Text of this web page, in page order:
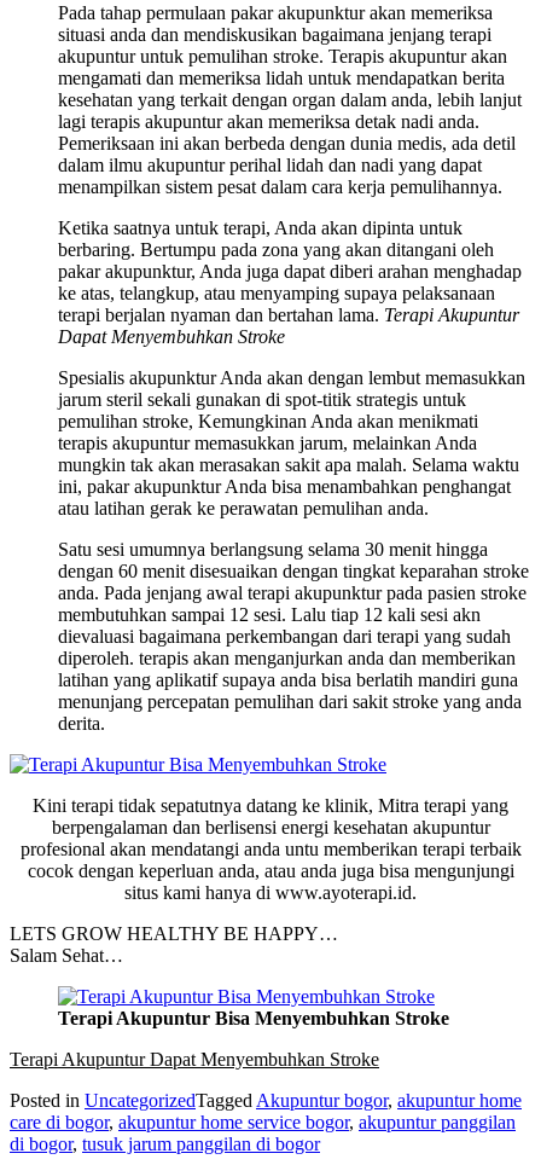
Pada tahap permulaan pakar akupunktur akan memeriksa
situasi anda dan mendiskusikan bagaimana jenjang terapi
akupuntur untuk pemulihan stroke. Terapis akupuntur akan
mengamati dan memeriksa lidah untuk mendapatkan berita
kesehatan yang terkait dengan organ dalam anda, lebih lanjut
lagi terapis akupuntur akan memeriksa detak nadi anda.
Pemeriksaan ini akan berbeda dengan dunia medis, ada detil
dalam ilmu akupuntur perihal lidah dan nadi yang dapat
menampilkan sistem pesat dalam cara kerja pemulihannya.
Ketika saatnya untuk terapi, Anda akan dipinta untuk
berbaring. Bertumpu pada zona yang akan ditangani oleh
pakar akupunktur, Anda juga dapat diberi arahan menghadap
ke atas, telangkup, atau menyamping supaya pelaksanaan
terapi berjalan nyaman dan bertahan lama. Terapi Akupuntur
Dapat Menyembuhkan Stroke
Spesialis akupunktur Anda akan dengan lembut memasukkan
jarum steril sekali gunakan di spot-titik strategis untuk
pemulihan stroke, Kemungkinan Anda akan menikmati
terapis akupuntur memasukkan jarum, melainkan Anda
mungkin tak akan merasakan sakit apa malah. Selama waktu
ini, pakar akupunktur Anda bisa menambahkan penghangat
atau latihan gerak ke perawatan pemulihan anda.
Satu sesi umumnya berlangsung selama 30 menit hingga
dengan 60 menit disesuaikan dengan tingkat keparahan stroke
anda. Pada jenjang awal terapi akupunktur pada pasien stroke
membutuhkan sampai 12 sesi. Lalu tiap 12 kali sesi akn
dievaluasi bagaimana perkembangan dari terapi yang sudah
diperoleh. terapis akan menganjurkan anda dan memberikan
latihan yang aplikatif supaya anda bisa berlatih mandiri guna
menunjang percepatan pemulihan dari sakit stroke yang anda
derita.
Kini terapi tidak sepatutnya datang ke klinik, Mitra terapi yang
berpengalaman dan berlisensi energi kesehatan akupuntur
profesional akan mendatangi anda untu memberikan terapi terbaik
cocok dengan keperluan anda, atau anda juga bisa mengunjungi
situs kami hanya di www.ayoterapi.id.
LETS GROW HEALTHY BE HAPPY…
Salam Sehat…
Terapi Akupuntur Bisa Menyembuhkan Stroke
Terapi Akupuntur Dapat Menyembuhkan Stroke
Posted in UncategorizedTagged Akupuntur bogor, akupuntur home
care di bogor, akupuntur home service bogor, akupuntur panggilan
di bogor, tusuk jarum panggilan di bogor